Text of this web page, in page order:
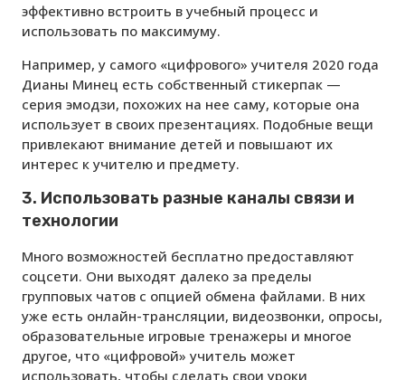
эффективно встроить в учебный процесс и
использовать по максимуму.
Например, у самого «цифрового» учителя 2020 года
Дианы Минец есть собственный стикерпак —
серия эмодзи, похожих на нее саму, которые она
использует в своих презентациях. Подобные вещи
привлекают внимание детей и повышают их
интерес к учителю и предмету.
3. Использовать разные каналы связи и
технологии
Много возможностей бесплатно предоставляют
соцсети. Они выходят далеко за пределы
групповых чатов с опцией обмена файлами. В них
уже есть онлайн-трансляции, видеозвонки, опросы,
образовательные игровые тренажеры и многое
другое, что «цифровой» учитель может
использовать, чтобы сделать свои уроки